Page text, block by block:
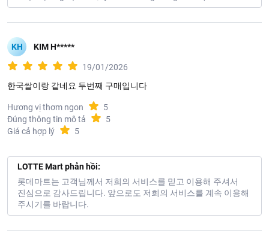
KH KIM H*****
19/01/2026
한국쌀이랑 같네요 두번째 구매입니다
Hương vị thơm ngon
5
Đúng thông tin mô tả
5
Giá cả hợp lý
5
LOTTE Mart phản hồi:
롯데마트는 고객님께서 저희의 서비스를 믿고 이용해 주셔서
진심으로 감사드립니다. 앞으로도 저희의 서비스를 계속 이용해
주시기를 바랍니다.